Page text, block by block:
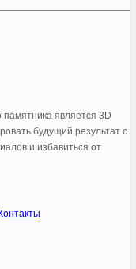
является 3D
будущий результат с
и избавиться от